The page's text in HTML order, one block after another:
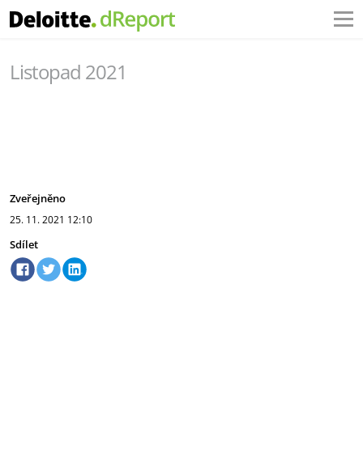
Listopad 2021
Zveřejněno
25. 11. 2021 12:10
Sdílet